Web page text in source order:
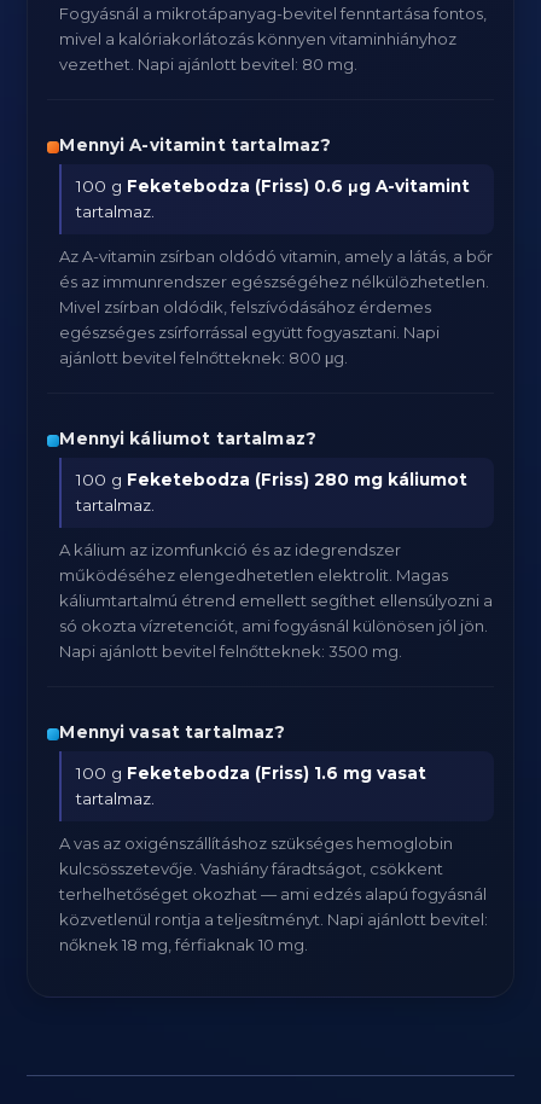
Fogyásnál a mikrotápanyag-bevitel fenntartása fontos,
mivel a kalóriakorlátozás könnyen vitaminhiányhoz
vezethet. Napi ajánlott bevitel: 80 mg.
Mennyi A-vitamint tartalmaz?
100 g Feketebodza (Friss) 0.6 μg A-vitamint
tartalmaz.
Az A-vitamin zsírban oldódó vitamin, amely a látás, a bőr
és az immunrendszer egészségéhez nélkülözhetetlen.
Mivel zsírban oldódik, felszívódásához érdemes
egészséges zsírforrással együtt fogyasztani. Napi
ajánlott bevitel felnőtteknek: 800 μg.
Mennyi káliumot tartalmaz?
100 g Feketebodza (Friss) 280 mg káliumot
tartalmaz.
A kálium az izomfunkció és az idegrendszer
működéséhez elengedhetetlen elektrolit. Magas
káliumtartalmú étrend emellett segíthet ellensúlyozni a
só okozta vízretenciót, ami fogyásnál különösen jól jön.
Napi ajánlott bevitel felnőtteknek: 3500 mg.
Mennyi vasat tartalmaz?
100 g Feketebodza (Friss) 1.6 mg vasat
tartalmaz.
A vas az oxigénszállításhoz szükséges hemoglobin
kulcsösszetevője. Vashiány fáradtságot, csökkent
terhelhetőséget okozhat — ami edzés alapú fogyásnál
közvetlenül rontja a teljesítményt. Napi ajánlott bevitel:
nőknek 18 mg, férfiaknak 10 mg.